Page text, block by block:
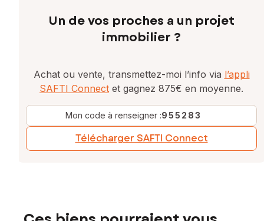
Un de vos proches a un projet
immobilier ?
Achat ou vente, transmettez-moi l’info via l’appli
SAFTI Connect et gagnez 875€ en moyenne.
Mon code à renseigner :955283
Télécharger SAFTI Connect